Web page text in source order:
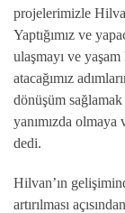
projelerimizle
Yaptığımız ve
ulaşmayı ve
atacağımız
dönüşüm sağlamak
yanımızda
dedi.
Hilvan’ın
artırılması